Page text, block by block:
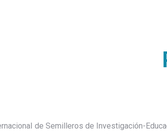
de Semilleros de Investigación-